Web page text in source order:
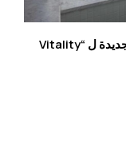
الإمارات العربية المتحدة النقطة الساخنة الجديدة ل “Vitality